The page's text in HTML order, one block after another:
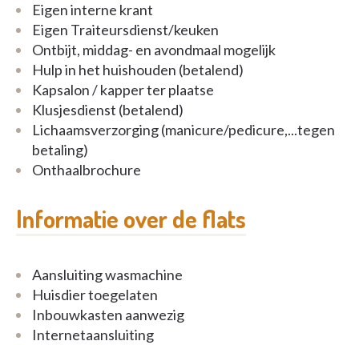
Eigen interne krant
Eigen Traiteursdienst/keuken
Ontbijt, middag- en avondmaal mogelijk
Hulp in het huishouden (betalend)
Kapsalon / kapper ter plaatse
Klusjesdienst (betalend)
Lichaamsverzorging (manicure/pedicure,...tegen
betaling)
Onthaalbrochure
Informatie over de flats
Aansluiting wasmachine
Huisdier toegelaten
Inbouwkasten aanwezig
Internetaansluiting